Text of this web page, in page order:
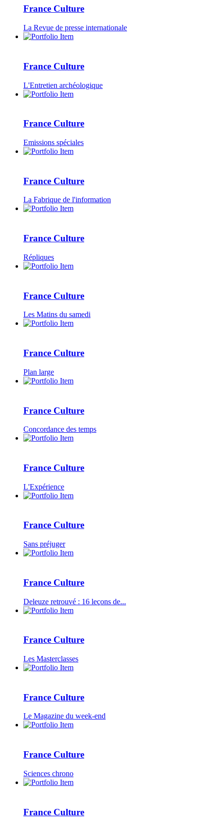
France Culture
La Revue de presse internationale
France Culture
L'Entretien archéologique
France Culture
Emissions spéciales
France Culture
La Fabrique de l'information
France Culture
Répliques
France Culture
Les Matins du samedi
France Culture
Plan large
France Culture
Concordance des temps
France Culture
L'Expérience
France Culture
Sans préjuger
France Culture
Deleuze retrouvé : 16 leçons de...
France Culture
Les Masterclasses
France Culture
Le Magazine du week-end
France Culture
Sciences chrono
France Culture